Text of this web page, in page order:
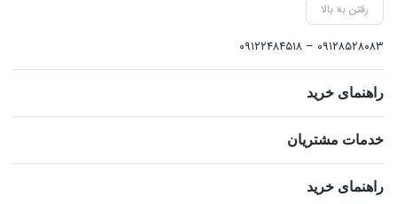
رفتن به بالا
۰۹۱۲۸۵۲۸۰۸۳ – ۰۹۱۲۲۴۸۴۵۱۸
راهنمای خرید
خدمات مشتریان
راهنمای خرید